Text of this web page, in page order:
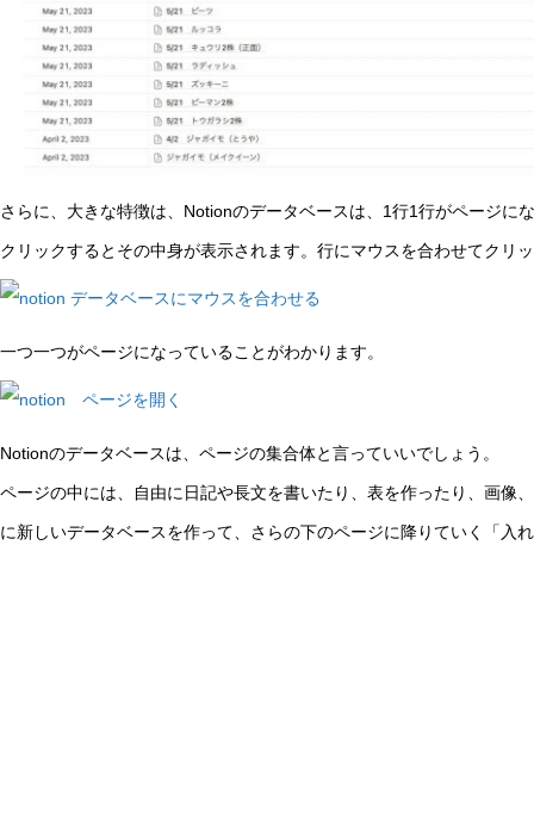
さらに、大きな特徴は、Notionのデータベースは、1行1行がページに
クリックするとその中身が表示されます。行にマウスを合わせてクリ
一つ一つがページになっていることがわかります。
Notionのデータベースは、ページの集合体と言っていいでしょう。
ページの中には、自由に日記や長文を書いたり、表を作ったり、画像
に新しいデータベースを作って、さらの下のページに降りていく「入